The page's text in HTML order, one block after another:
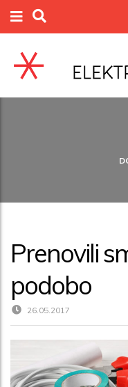
Prenovili
podobo
26.05.2017